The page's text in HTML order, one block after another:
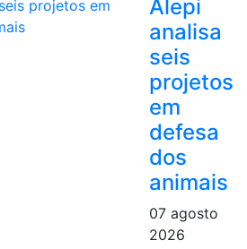
Alepi
analisa
seis
projetos
em
defesa
dos
animais
07 agosto
2026